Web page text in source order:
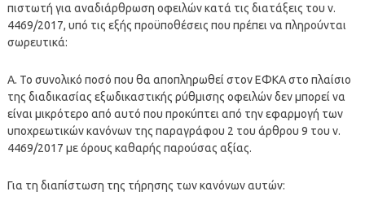
πιστωτή για αναδιάρθρωση οφειλών κατά τις διατάξεις του ν.
4469/2017, υπό τις εξής προϋποθέσεις που πρέπει να πληρούνται
σωρευτικά:
Α. Το συνολικό ποσό που θα αποπληρωθεί στον ΕΦΚΑ στο πλαίσιο
της διαδικασίας εξωδικαστικής ρύθμισης οφειλών δεν μπορεί να
είναι μικρότερο από αυτό που προκύπτει από την εφαρμογή των
υποχρεωτικών κανόνων της παραγράφου 2 του άρθρου 9 του ν.
4469/2017 με όρους καθαρής παρούσας αξίας.
Για τη διαπίστωση της τήρησης των κανόνων αυτών: